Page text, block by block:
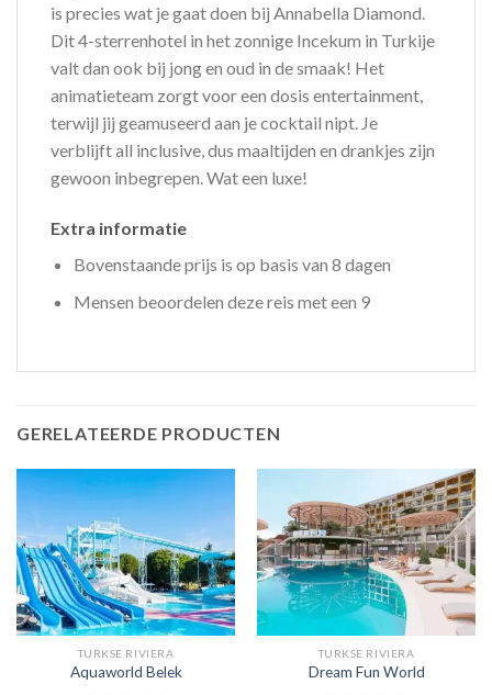
is precies wat je gaat doen bij Annabella Diamond.
Dit 4-sterrenhotel in het zonnige Incekum in Turkije
valt dan ook bij jong en oud in de smaak! Het
animatieteam zorgt voor een dosis entertainment,
terwijl jij geamuseerd aan je cocktail nipt. Je
verblijft all inclusive, dus maaltijden en drankjes zijn
gewoon inbegrepen. Wat een luxe!
Extra informatie
Bovenstaande prijs is op basis van 8 dagen
Mensen beoordelen deze reis met een 9
GERELATEERDE PRODUCTEN
TURKSE RIVIERA
Aquaworld Belek
TURKSE RIVIERA
Dream Fun World